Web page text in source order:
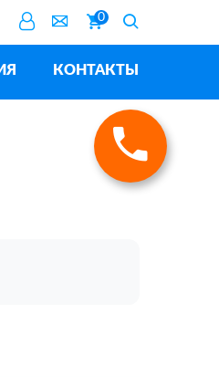
0
КОНТАКТЫ